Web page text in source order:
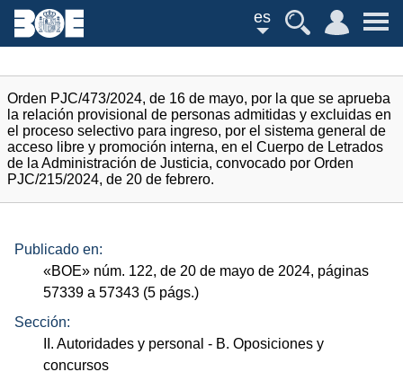
es
Orden PJC/473/2024, de 16 de mayo, por la que se aprueba
la relación provisional de personas admitidas y excluidas en
el proceso selectivo para ingreso, por el sistema general de
acceso libre y promoción interna, en el Cuerpo de Letrados
de la Administración de Justicia, convocado por Orden
PJC/215/2024, de 20 de febrero.
Publicado en:
«BOE» núm. 122, de 20 de mayo de 2024, páginas
57339 a 57343 (5 págs.)
Sección:
II. Autoridades y personal - B. Oposiciones y
concursos